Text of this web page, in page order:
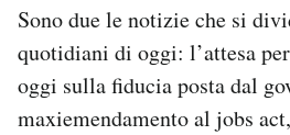
SHOP
CALENDARIO
Sono due le notizie che si
quotidiani di oggi: l’attesa
oggi sulla fiducia posta dal
maxiemendamento al jobs